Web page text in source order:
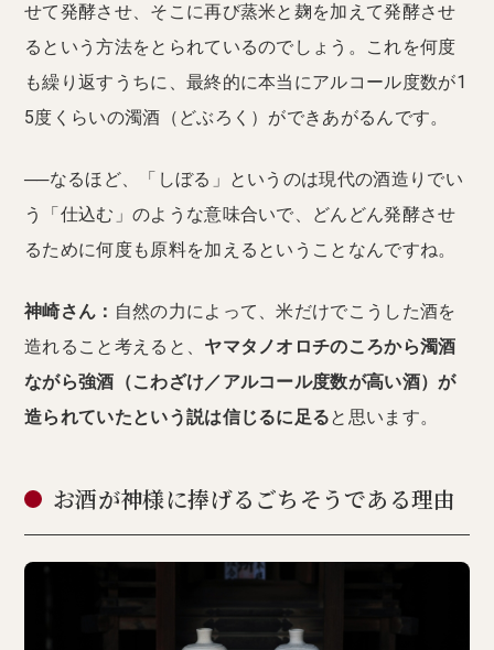
せて発酵させ、そこに再び蒸米と麹を加えて発酵させ
るという方法をとられているのでしょう。これを何度
も繰り返すうちに、最終的に本当にアルコール度数が1
5度くらいの濁酒（どぶろく）ができあがるんです。
──なるほど、「しぼる」というのは現代の酒造りでい
う「仕込む」のような意味合いで、どんどん発酵させ
るために何度も原料を加えるということなんですね。
神崎さん： 自然の力によって、米だけでこうした酒を
造れること考えると、 ヤマタノオロチのころから濁酒
ながら強酒（こわざけ／アルコール度数が高い酒）が
造られていたという説は信じるに足ると思います。
お酒が神様に捧げるごちそうである理由